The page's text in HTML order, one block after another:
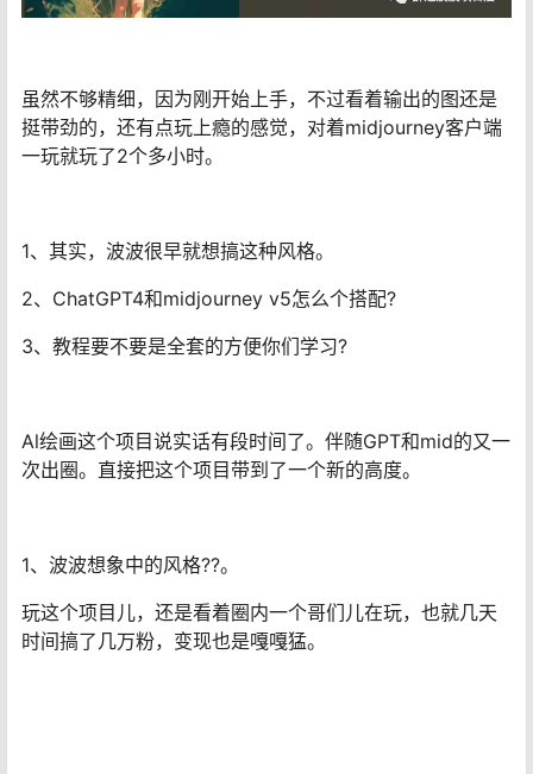
虽然不够精细，因为刚开始上手，不过看着输出的图还是
挺带劲的，还有点玩上瘾的感觉，对着midjourney客户端
一玩就玩了2个多小时。
1、其实，波波很早就想搞这种风格。
2、ChatGPT4和midjourney v5怎么个搭配?
3、教程要不要是全套的方便你们学习?
Al绘画这个项目说实话有段时间了。伴随GPT和mid的又一
次出圈。直接把这个项目带到了一个新的高度。
1、波波想象中的风格??。
玩这个项目儿，还是看着圈内一个哥们儿在玩，也就几天
时间搞了几万粉，变现也是嘎嘎猛。